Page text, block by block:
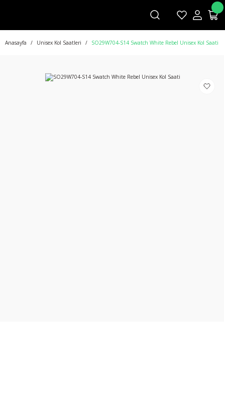
Anasayfa Unisex Kol Saatleri SO29W704-S14 Swatch White Rebel Unisex Kol Saati